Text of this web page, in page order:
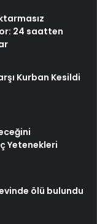
24 saatten
Kurban Kesildi
Yetenekleri
ölü bulundu